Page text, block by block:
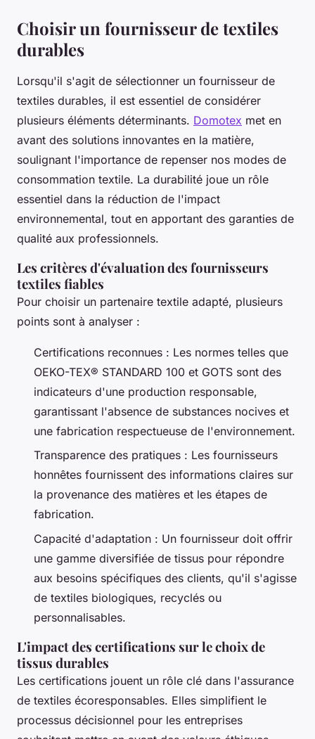
Choisir un fournisseur de textiles
durables
Lorsqu'il s'agit de sélectionner un fournisseur de
textiles durables, il est essentiel de considérer
plusieurs éléments déterminants. Domotex met en
avant des solutions innovantes en la matière,
soulignant l'importance de repenser nos modes de
consommation textile. La durabilité joue un rôle
essentiel dans la réduction de l'impact
environnemental, tout en apportant des garanties de
qualité aux professionnels.
Les critères d'évaluation des fournisseurs
textiles fiables
Pour choisir un partenaire textile adapté, plusieurs
points sont à analyser :
Certifications reconnues : Les normes telles que
OEKO-TEX® STANDARD 100 et GOTS sont des
indicateurs d'une production responsable,
garantissant l'absence de substances nocives et
une fabrication respectueuse de l'environnement.
Transparence des pratiques : Les fournisseurs
honnêtes fournissent des informations claires sur
la provenance des matières et les étapes de
fabrication.
Capacité d'adaptation : Un fournisseur doit offrir
une gamme diversifiée de tissus pour répondre
aux besoins spécifiques des clients, qu'il s'agisse
de textiles biologiques, recyclés ou
personnalisables.
L'impact des certifications sur le choix de
tissus durables
Les certifications jouent un rôle clé dans l'assurance
de textiles écoresponsables. Elles simplifient le
processus décisionnel pour les entreprises